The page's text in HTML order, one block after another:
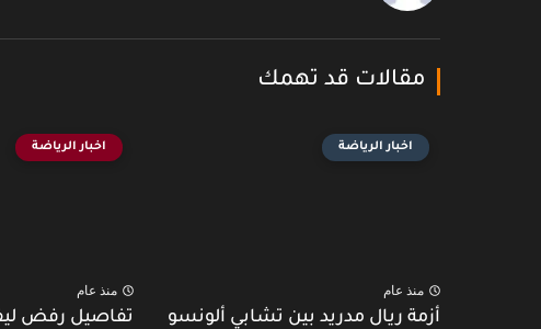
مقالات قد تهمك
اخبار الرياضة
منذ عام
أزمة ريال مدريد بين تشابي ألونسو
اخبار الرياضة
منذ عام
تفاصيل رفض